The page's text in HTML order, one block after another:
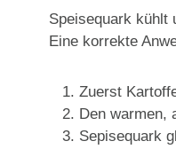
Speisequark kühlt
Eine korrekte
Zuerst
Den warmen,
Sepisequark